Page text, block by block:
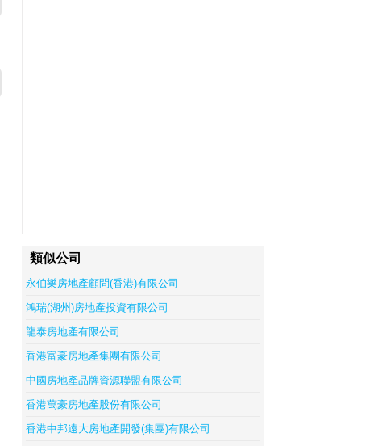
類似公司
永伯樂房地產顧問(香港)有限公司
鴻瑞(湖州)房地產投資有限公司
龍泰房地產有限公司
香港富豪房地產集團有限公司
中國房地產品牌資源聯盟有限公司
香港萬豪房地產股份有限公司
香港中邦遠大房地產開發(集團)有限公司